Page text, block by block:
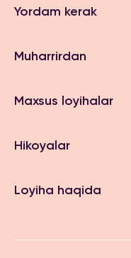
Yordam kerak
Muharrirdan
Maxsus loyihalar
Hikoyalar
Loyiha haqida